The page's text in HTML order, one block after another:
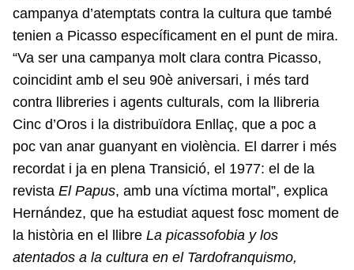
campanya d’atemptats contra la cultura que també
tenien a Picasso específicament en el punt de mira.
“Va ser una campanya molt clara contra Picasso,
coincidint amb el seu 90è aniversari, i més tard
contra llibreries i agents culturals, com la llibreria
Cinc d’Oros i la distribuïdora Enllaç, que a poc a
poc van anar guanyant en violència. El darrer i més
recordat i ja en plena Transició, el 1977: el de la
revista El Papus, amb una víctima mortal”, explica
Hernández, que ha estudiat aquest fosc moment de
la història en el llibre La picassofobia y los
atentados a la cultura en el Tardofranquismo,